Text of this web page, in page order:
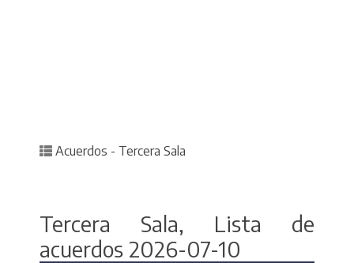
Posted in
Acuerdos - Tercera Sala
Tercera Sala, Lista de
acuerdos 2026-07-10